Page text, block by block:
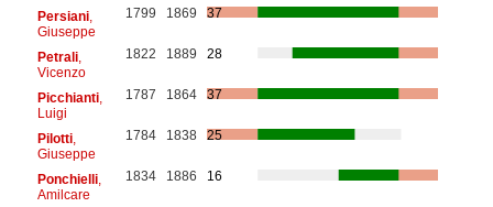
Persiani,
Giuseppe
1799 1869 37
Petrali,
Vicenzo
1822 1889 28
Picchianti,
Luigi
1787 1864 37
Pilotti,
Giuseppe
1784 1838 25
Ponchielli,
Amilcare
1834 1886 16